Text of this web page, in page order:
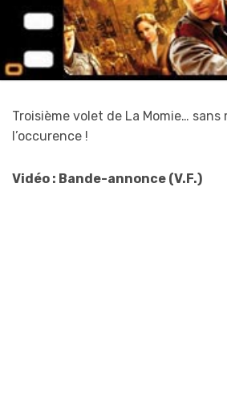
Troisième volet de La Momie… sans
l’occurence !
Vidéo : Bande-annonce (V.F.)